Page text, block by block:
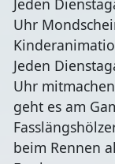
Jeden
Uhr
Jeden
Uhr
geht es am
beim Rennen